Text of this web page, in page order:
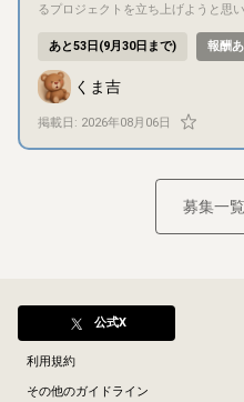
outube.com/playlist?list=PLcVI45ypnZ3c ▫️クラウドファンデ
のUI（楽曲選択画面、インゲーム画
・改修 - ユーザーの導線や体験（UX
案 理由：音楽ゲームにおいて、楽曲
は何度も繰り返すこととなりますの
の評価に直結します。 ## コミュニケーション方法 - コミュニケーションは
基本的にDiscordでチャットやボイス
るプロジェクトを立ち上げようと思
合いできる関係になれたら嬉しいで
当する予定ですが、ディレクター志
るのも歓迎です - 単発ではなく、プ
してお付き合いいただける方を想定
タートなので、ジャンルや内容をゼ
です - 今回の条件にぴったり合わな
タイトル：未定 - ジャンル：未定（
プラットフォーム：未定 - 開発期間
サイトなど）。完成した作品の著作
としたうえで、参加メンバー間の共
延長というより、商業的な着地を意識
ゲーム内容 ジャンル・内容は応募者の得意分野に合わせてこれから決めてい
あと53日(9月30日まで) 報酬
くま吉
掲載日: 2026年08月06日
募集一
公式X
利用規約
その他のガイドライン